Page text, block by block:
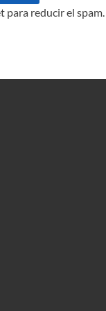
para reducir el spam.